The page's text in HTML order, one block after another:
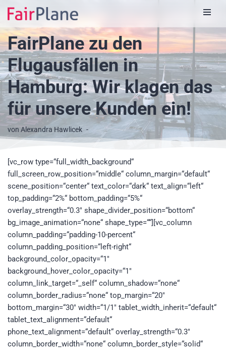
Zum
Inhalt
FairPlane zu den
Flugausfällen in
Hamburg: Wir klagen das
für unsere Kunden ein!
von Alexandra Hawlicek
[vc_row type=“full_width_background“
full_screen_row_position=“middle“ column_margin=“default“
scene_position=“center“ text_color=“dark“ text_align=“left“
top_padding=“2%“ bottom_padding=“5%“
overlay_strength=“0.3″ shape_divider_position=“bottom“
bg_image_animation=“none“ shape_type=““][vc_column
column_padding=“padding-10-percent“
column_padding_position=“left-right“
background_color_opacity=“1″
background_hover_color_opacity=“1″
column_link_target=“_self“ column_shadow=“none“
column_border_radius=“none“ top_margin=“20″
bottom_margin=“30″ width=“1/1″ tablet_width_inherit=“default“
tablet_text_alignment=“default“
phone_text_alignment=“default“ overlay_strength=“0.3″
column_border_width=“none“ column_border_style=“solid“